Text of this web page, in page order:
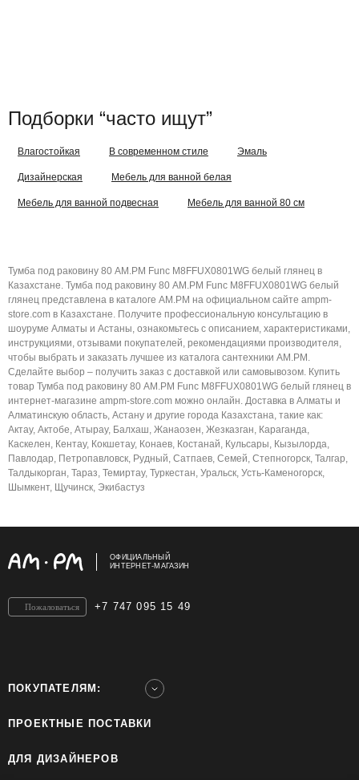
Подборки “часто ищут”
Влагостойкая В современном стиле Эмаль
Дизайнерская Мебель для ванной белая
Мебель для ванной подвесная Мебель для ванной 80 см
Тумба под раковину 80 AM.PM Func M8FFUX0801WG белый глянец в
Казахстане. Тумба под раковину 80 AM.PM Func M8FFUX0801WG белый
глянец представлена в каталоге AM.PM на официальном сайте ampm-
store.com в Казахстане. Получите профессиональную консультацию в
шоуруме Алматы и Астаны, ознакомьтесь с описанием, характеристиками,
инструкциями, отзывами покупателей, рекомендациями производителя,
чтобы выбрать и заказать лучшее из каталога сантехники AM.PM.
Сделайте выбор – получить заказ с доставкой или самовывозом. Купить
товар Тумба под раковину 80 AM.PM Func M8FFUX0801WG белый глянец в
интернет-магазине ampm-store.com можно онлайн. Доставка в Алматы и
Алматинскую область, Астану и другие города Казахстана, такие как:
Актау, Актобе, Атырау, Балхаш, Жанаозен, Жезказган, Караганда,
Каскелен, Кентау, Кокшетау, Конаев, Костанай, Кульсары, Кызылорда,
Павлодар, Петропавловск, Рудный, Сатпаев, Семей, Степногорск, Талгар,
Талдыкорган, Тараз, Темиртау, Туркестан, Уральск, Усть-Каменогорск,
Шымкент, Щучинск, Экибастуз
ОФИЦИАЛЬНЫЙ
ИНТЕРНЕТ-МАГАЗИН
+7 747 095 15 49
Пожаловаться
ПОКУПАТЕЛЯМ:
ПРОЕКТНЫЕ ПОСТАВКИ
ДЛЯ ДИЗАЙНЕРОВ